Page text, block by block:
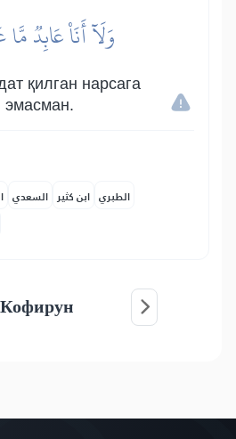
وَلَآ أَنَا۠ عَابِدٞ
қилган нарсага
эмасман.
السعدي ابن كثير الطبري
Кофирун